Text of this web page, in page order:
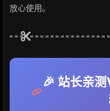
放心使用。
🎉 站长亲